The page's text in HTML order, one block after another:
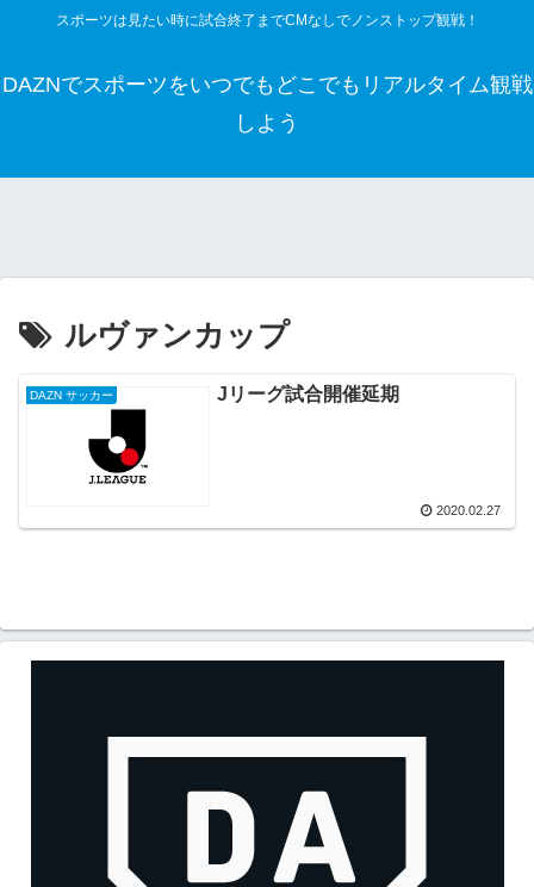
スポーツは見たい時に試合終了までCMなしでノンストップ観戦！
DAZNでスポーツをいつでもどこでもリアルタイム観戦
しよう
ルヴァンカップ
DAZN サッカー Jリーグ試合開催延期
2020.02.27